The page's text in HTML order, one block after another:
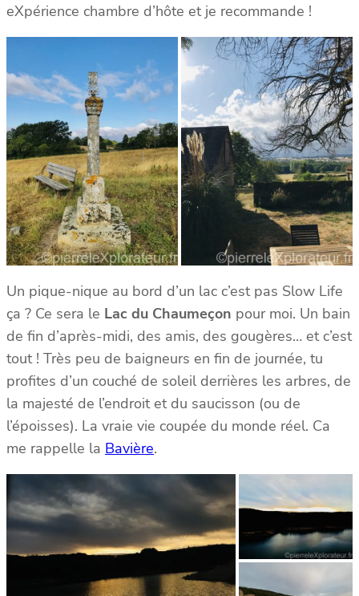
eXpérience chambre d’hôte et je recommande !
Un pique-nique au bord d’un lac c’est pas Slow Life
ça ? Ce sera le Lac du Chaumeçon pour moi. Un bain
de fin d’après-midi, des amis, des gougères… et c’est
tout ! Très peu de baigneurs en fin de journée, tu
profites d’un couché de soleil derrières les arbres, de
la majesté de l’endroit et du saucisson (ou de
l’époisses). La vraie vie coupée du monde réel. Ca
me rappelle la Bavière.